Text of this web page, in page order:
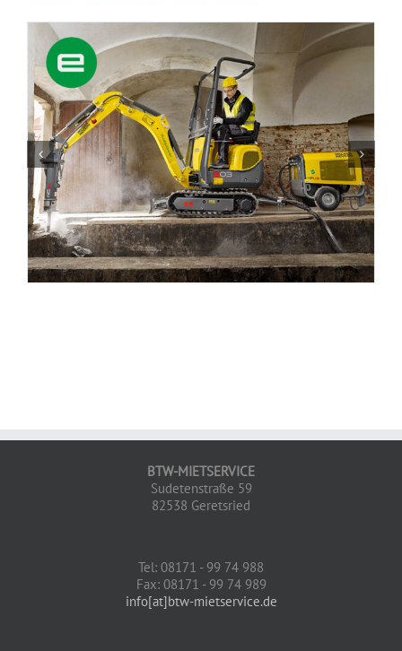
BTW-MIETSERVICE
Sudetenstraße 59
82538 Geretsried
Tel: 08171 - 99 74 988
Fax: 08171 - 99 74 989
info[at]btw-mietservice.de